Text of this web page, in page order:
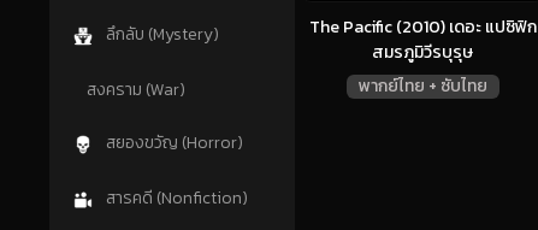
ลึกลับ (Mystery)
สงคราม (War)
สยองขวัญ (Horror)
สารคดี (Nonfiction)
The Pacific (2010) เดอะ แปซิฟิก
สมรภูมิวีรบุรุษ
พากย์ไทย + ซับไทย